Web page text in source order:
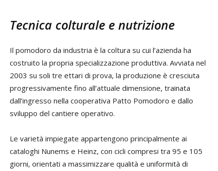
Tecnica colturale e nutrizione
Il pomodoro da industria è la coltura su cui l’azienda ha
costruito la propria specializzazione produttiva. Avviata nel
2003 su soli tre ettari di prova, la produzione è cresciuta
progressivamente fino all’attuale dimensione, trainata
dall’ingresso nella cooperativa Patto Pomodoro e dallo
sviluppo del cantiere operativo.
Le varietà impiegate appartengono principalmente ai
cataloghi Nunems e Heinz, con cicli compresi tra 95 e 105
giorni, orientati a massimizzare qualità e uniformità di